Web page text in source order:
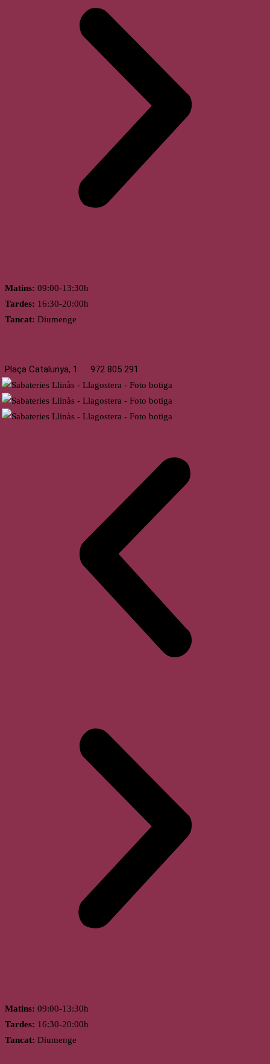
Matins: 09:00-13:30h
Tardes: 16:30-20:00h
Tancat: Diumenge
Plaça Catalunya, 1 972 805 291
Matins: 09:00-13:30h
Tardes: 16:30-20:00h
Tancat: Diumenge